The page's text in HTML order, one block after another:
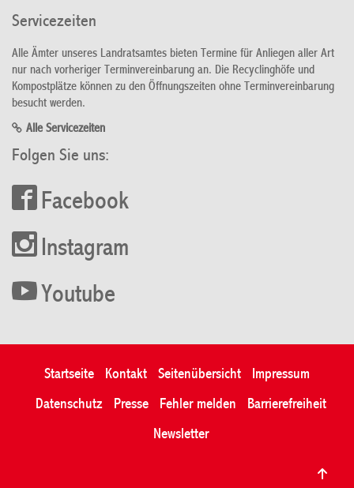
Servicezeiten
Alle Ämter unseres Landratsamtes bieten Termine für Anliegen aller Art
nur nach vorheriger Terminvereinbarung an. Die Recyclinghöfe und
Kompostplätze können zu den Öffnungszeiten ohne Terminvereinbarung
besucht werden.
Alle Servicezeiten
Folgen Sie uns:
Facebook
Instagram
Youtube
Startseite Kontakt Seitenübersicht
Impressum
Datenschutz
Presse Fehler melden
Barrierefreiheit
Newsletter